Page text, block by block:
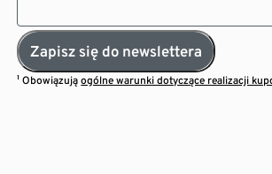
Zapisz się do newslettera
¹ Obowiązująogólne warunki dotyczące realizacji